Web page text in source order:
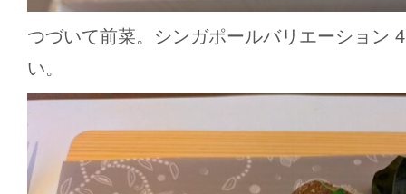
つづいて前菜。シンガポールバリエーション
い。